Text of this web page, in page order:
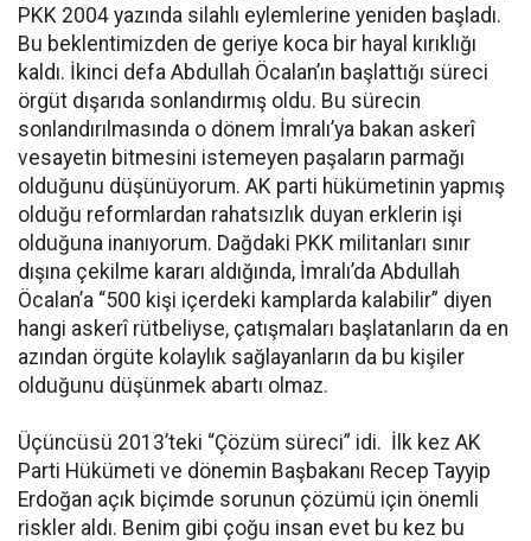
PKK 2004 yazında silahlı eylemlerine yeniden başladı.
Bu beklentimizden de geriye koca bir hayal kırıklığı
kaldı. İkinci defa Abdullah Öcalan’ın başlattığı süreci
örgüt dışarıda sonlandırmış oldu. Bu sürecin
sonlandırılmasında o dönem İmralı’ya bakan askerî
vesayetin bitmesini istemeyen paşaların parmağı
olduğunu düşünüyorum. AK parti hükümetinin yapmış
olduğu reformlardan rahatsızlık duyan erklerin işi
olduğuna inanıyorum. Dağdaki PKK militanları sınır
dışına çekilme kararı aldığında, İmralı’da Abdullah
Öcalan’a “500 kişi içerdeki kamplarda kalabilir” diyen
hangi askerî rütbeliyse, çatışmaları başlatanların da en
azından örgüte kolaylık sağlayanların da bu kişiler
olduğunu düşünmek abartı olmaz.
Üçüncüsü 2013’teki “Çözüm süreci” idi. İlk kez AK
Parti Hükümeti ve dönemin Başbakanı Recep Tayyip
Erdoğan açık biçimde sorunun çözümü için önemli
riskler aldı. Benim gibi çoğu insan evet bu kez bu